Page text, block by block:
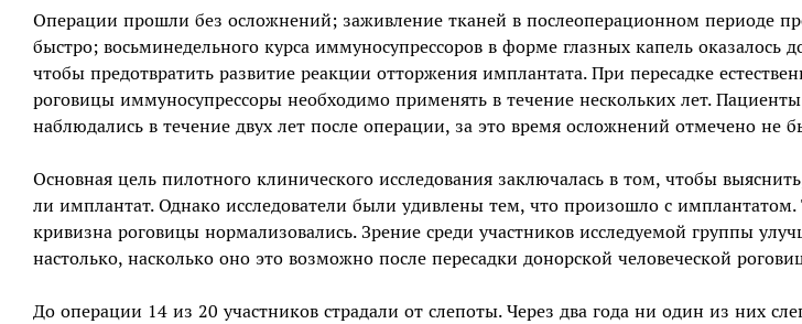
Операции прошли без осложнений; заживление тканей в послеоперационном периоде
быстро; восьминедельного курса иммуносупрессоров в форме глазных капель оказалось
чтобы предотвратить развитие реакции отторжения имплантата. При пересадке
роговицы иммуносупрессоры необходимо применять в течение нескольких лет. Пациенты
наблюдались в течение двух лет после операции, за это время осложнений отмечено не
Основная цель пилотного клинического исследования заключалась в том, чтобы
ли имплантат. Однако исследователи были удивлены тем, что произошло с
кривизна роговицы нормализовались. Зрение среди участников исследуемой группы
настолько, насколько оно это возможно после пересадки донорской человеческой
До операции 14 из 20 участников страдали от слепоты. Через два года ни один из них